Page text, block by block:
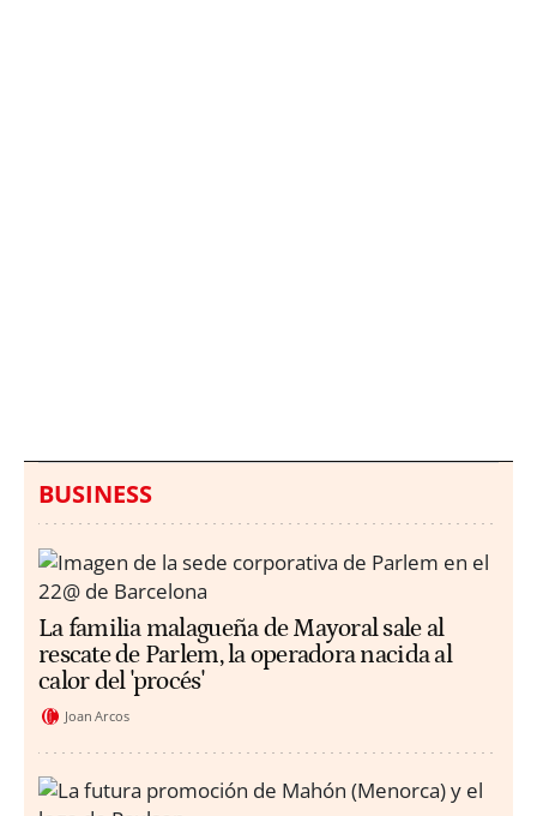
BUSINESS
La familia malagueña de Mayoral sale al
rescate de Parlem, la operadora nacida al
calor del 'procés'
Joan Arcos